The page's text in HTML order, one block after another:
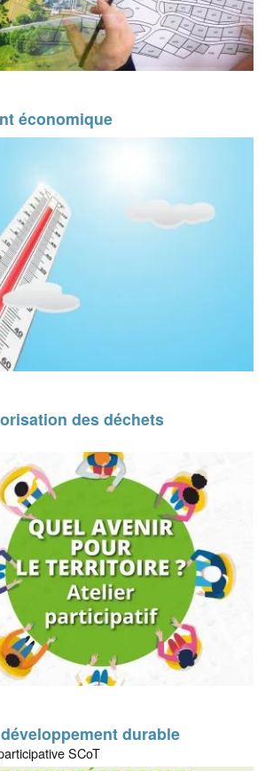
économique
des déchets
durable
SCoT